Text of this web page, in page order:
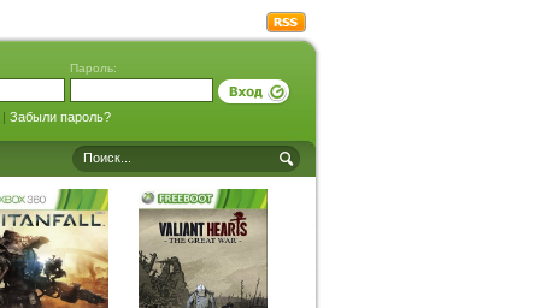
Пароль:
Забыли пароль?